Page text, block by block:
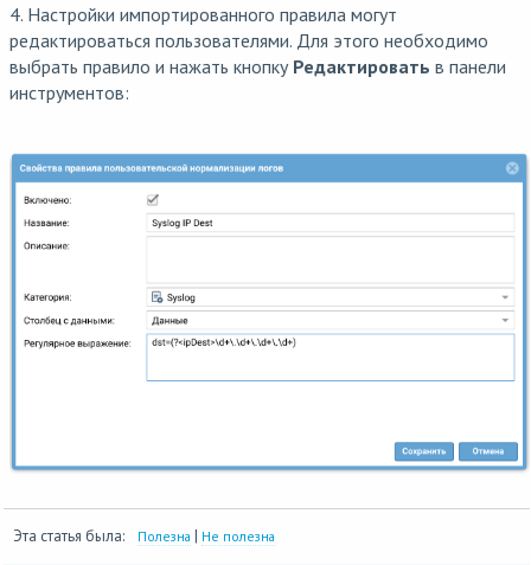
4. Настройки импортированного правила могут
редактироваться пользователями. Для этого необходимо
выбрать правило и нажать кнопку Редактировать в панели
инструментов:
Эта статья была: Полезна | Не полезна